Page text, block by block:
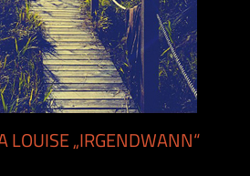
LOUISE „IRGENDWANN“